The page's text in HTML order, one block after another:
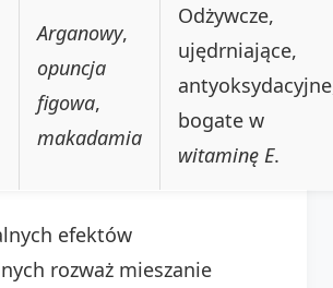
Arganowy,
opuncja
figowa,
makadamia
Odżywcze,
ujędrniające,
bogate w
witaminę E.
efektów
rozważ mieszanie